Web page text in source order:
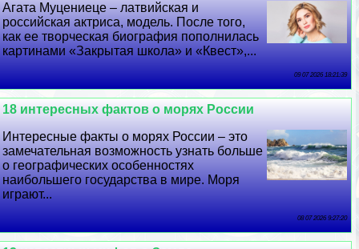
Агата Муцениеце – латвийская и
российская актриса, модель. После того,
как ее творческая биография пополнилась
картинами «Закрытая школа» и «Квест»,...
09 07 2026 18:21:39
18 интересных фактов о морях России
Интересные факты о морях России – это
замечательная возможность узнать больше
о географических особенностях
наибольшего государства в мире. Моря
играют...
08 07 2026 9:27:20